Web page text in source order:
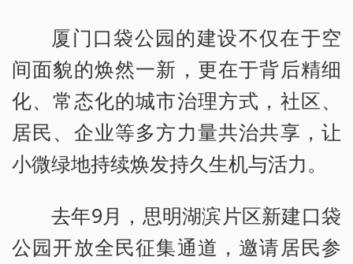
厦门口袋公园的建设不仅在于空
间面貌的焕然一新，更在于背后精细
化、常态化的城市治理方式，社区、
居民、企业等多方力量共治共享，让
小微绿地持续焕发持久生机与活力。
去年9月，思明湖滨片区新建口袋
公园开放全民征集通道，邀请居民参